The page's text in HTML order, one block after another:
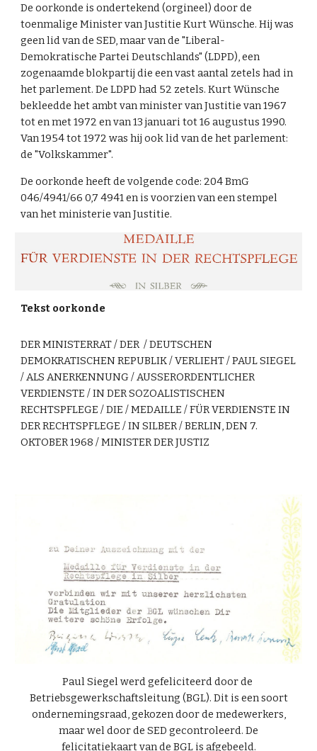
De oorkonde is ondertekend (orgineel) door de
toenmalige Minister van Justitie Kurt Wünsche. Hij was
geen lid van de SED, maar van de "Liberal-
Demokratische Partei Deutschlands" (LDPD), een
zogenaamde blokpartij die een vast aantal zetels had in
het parlement. De LDPD had 52 zetels. Kurt Wünsche
bekleedde het ambt van minister van Justitie van 1967
tot en met 1972 en van 13 januari tot 16 augustus 1990.
Van 1954 tot 1972 was hij ook lid van de het parlement:
de "Volkskammer".
De oorkonde heeft de volgende code: 204 BmG
046/4941/66 0,7 4941 en is voorzien van een stempel
van het ministerie van Justitie.
Tekst oorkonde
DER MINISTERRAT / DER / DEUTSCHEN
DEMOKRATISCHEN REPUBLIK / VERLIEHT / PAUL SIEGEL
/ ALS ANERKENNUNG / AUSSERORDENTLICHER
VERDIENSTE / IN DER SOZOALISTISCHEN
RECHTSPFLEGE / DIE / MEDAILLE / FÜR VERDIENSTE IN
DER RECHTSPFLEGE / IN SILBER / BERLIN, DEN 7.
OKTOBER 1968 / MINISTER DER JUSTIZ
Paul Siegel werd gefeliciteerd door de
Betriebsgewerkschaftsleitung (BGL). Dit is een soort
ondernemingsraad, gekozen door de medewerkers,
maar wel door de SED gecontroleerd. De
felicitatiekaart van de BGL is afgebeeld.